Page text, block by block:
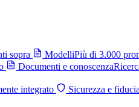
sopra ModelliPiù di 3.000
Documenti e conoscenza
integrato Sicurezza e fiducia